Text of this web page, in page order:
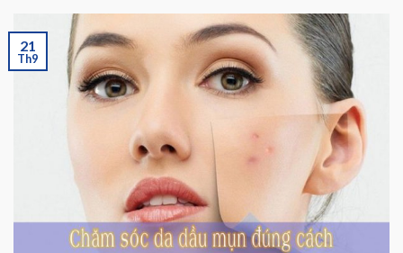
21
Th9